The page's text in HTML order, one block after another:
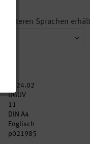
weiteren Sprachen
2024.02
DGUV
11
DIN A4
Englisch
p021985